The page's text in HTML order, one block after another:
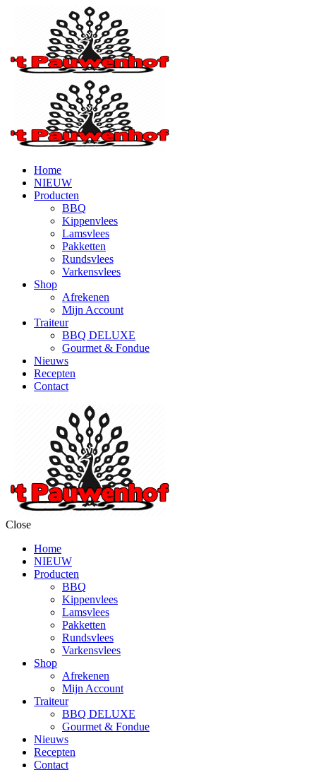
Home
NIEUW
Producten
BBQ
Kippenvlees
Lamsvlees
Pakketten
Rundsvlees
Varkensvlees
Shop
Afrekenen
Mijn Account
Traiteur
BBQ DELUXE
Gourmet & Fondue
Nieuws
Recepten
Contact
Close
Home
NIEUW
Producten
BBQ
Kippenvlees
Lamsvlees
Pakketten
Rundsvlees
Varkensvlees
Shop
Afrekenen
Mijn Account
Traiteur
BBQ DELUXE
Gourmet & Fondue
Nieuws
Recepten
Contact